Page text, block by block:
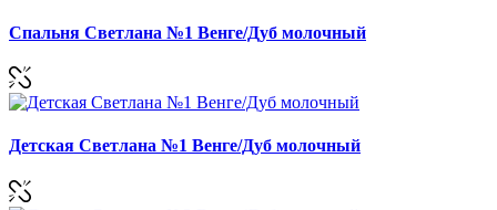
Спальня Светлана №1 Венге/Дуб молочный
Детская Светлана №1 Венге/Дуб молочный